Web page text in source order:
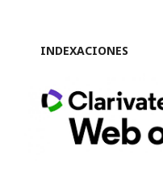
INDEXACIONES